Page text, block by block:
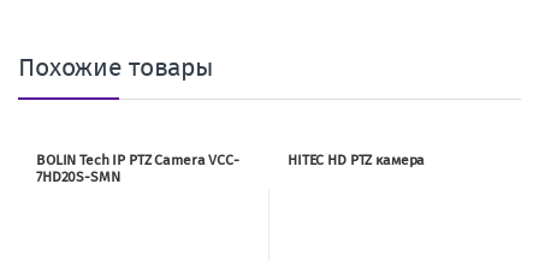
Похожие товары
BOLIN Tech IP PTZ Camera VCC-
7HD20S-SMN
HITEC HD PTZ камера